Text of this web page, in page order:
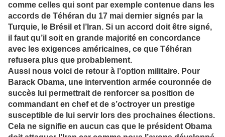
comme celles qui sont par exemple contenue dans les
accords de Téhéran du 17 mai dernier signés par la
Turquie, le Brésil et l’Iran. Si un accord doit être signé,
il faut qu’il soit en grande majorité en concordance
avec les exigences américaines, ce que Téhéran
refusera plus que probablement.
Aussi nous voici de retour à l’option militaire. Pour
Barack Obama, une intervention armée couronnée de
succès lui permettrait de renforcer sa position de
commandant en chef et de s’octroyer un prestige
susceptible de lui servir lors des prochaines élections.
Cela ne signifie en aucun cas que le président Obama